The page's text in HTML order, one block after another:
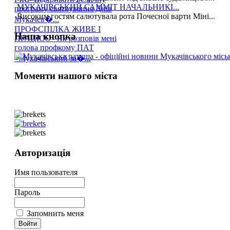
програму святкування Днів
Мукачев�...
ПРОФСПІЛКА ЖИВЕ І
ПРАЦЮЄ - Як розповів мені
голова профкому ПАТ
«Мукачівський за�...
МУКАЧІВСЬКИЙ САММІТ НАЧАЛЬНИКІ...
Високим гостям салютувала рота Почесної варти Міні...
Наша кнопка
Моменти нашого міста
Авторизація
Имя пользователя
Пароль
Запомнить меня